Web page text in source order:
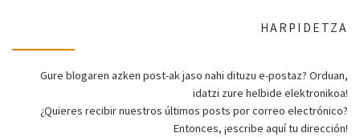
HARPIDETZA
Gure blogaren azken post-ak jaso nahi dituzu e-postaz? Orduan,
idatzi zure helbide elektronikoa!
¿Quieres recibir nuestros últimos posts por correo electrónico?
Entonces, ¡escribe aquí tu dirección!